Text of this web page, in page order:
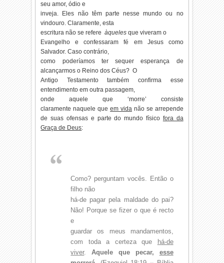
seu amor, ódio e
inveja. Eles não têm parte nesse mundo ou no
vindouro. Claramente, esta
escritura não se refere àqueles que viveram o
Evangelho e confessaram fé em Jesus como
Salvador. Caso contrário,
como poderíamos ter sequer esperança de
alcançarmos o Reino dos Céus? O
Antigo Testamento também confirma esse
entendimento em outra passagem,
onde aquele que ‘morre’ consiste
claramente naquele queem vidanão se arrepende
de suas ofensas e parte do mundo físico fora da
Graça de Deus:
Como? perguntam vocês. Então o
filho não
há-de pagar pela maldade do pai?
Não! Porque se fizer o que é recto
e
guardar os meus mandamentos,
com toda a certeza que
há-de
viver.Aquele que pecar, esse